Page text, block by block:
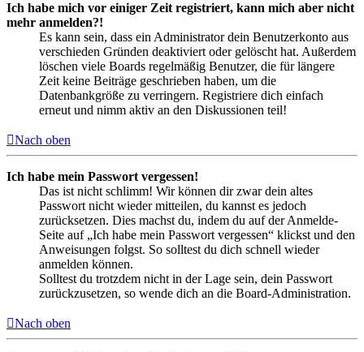
Ich habe mich vor einiger Zeit registriert, kann mich aber nicht
mehr anmelden?!
Es kann sein, dass ein Administrator dein Benutzerkonto aus
verschieden Gründen deaktiviert oder gelöscht hat. Außerdem
löschen viele Boards regelmäßig Benutzer, die für längere
Zeit keine Beiträge geschrieben haben, um die
Datenbankgröße zu verringern. Registriere dich einfach
erneut und nimm aktiv an den Diskussionen teil!
Nach oben
Ich habe mein Passwort vergessen!
Das ist nicht schlimm! Wir können dir zwar dein altes
Passwort nicht wieder mitteilen, du kannst es jedoch
zurücksetzen. Dies machst du, indem du auf der Anmelde-
Seite auf „Ich habe mein Passwort vergessen“ klickst und den
Anweisungen folgst. So solltest du dich schnell wieder
anmelden können.
Solltest du trotzdem nicht in der Lage sein, dein Passwort
zurückzusetzen, so wende dich an die Board-Administration.
Nach oben